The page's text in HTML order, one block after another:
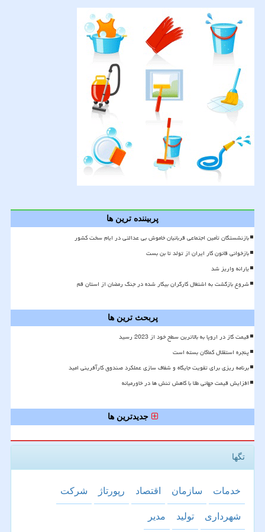
پربیننده ترین ها
بازنشستگان تأمین اجتماعی قربانیان خاموش بی عدالتی در ایام سخت کشور
بازخوانی قانون کار ایران از تولد تا بن بست
یارانه واریز شد
شروع بازگشت به اشتغال کارگران بیکار شده در جنگ رمضان از استان قم
پربحث ترین ها
قیمت گاز در اروپا به بالاترین سطح خود از 2023 رسید
پنجره استقلال کماکان بسته است
برنامه ریزی برای تقویت جایگاه و شفاف سازی عملکرد صندوق کارآفرینی امید
افزایش قیمت جهانی طلا با کاهش تنش ها در خاورمیانه
جدیدترین ها
تگها
خدمات سازمان اقتصاد رپورتاژ شركت
شهرداری تولید مدیر